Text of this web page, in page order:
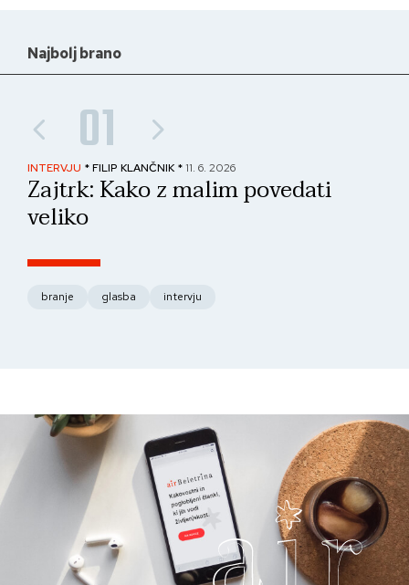
Najbolj brano
01
INTERVJU * FILIP KLANČNIK * 11. 6. 2026
Zajtrk: Kako z malim povedati
veliko
branje glasba intervju